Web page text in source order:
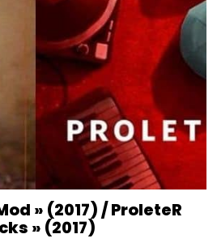
» (2017) / ProleteR
» (2017)